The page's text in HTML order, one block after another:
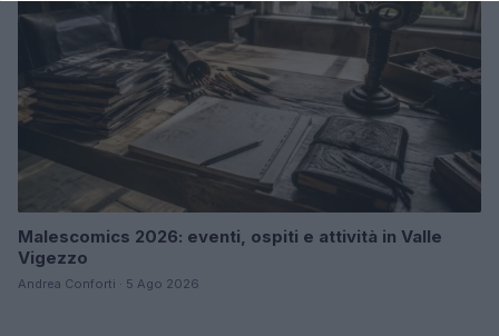
Malescomics 2026: eventi, ospiti e attività in Valle
Vigezzo
Andrea Conforti · 5 Ago 2026